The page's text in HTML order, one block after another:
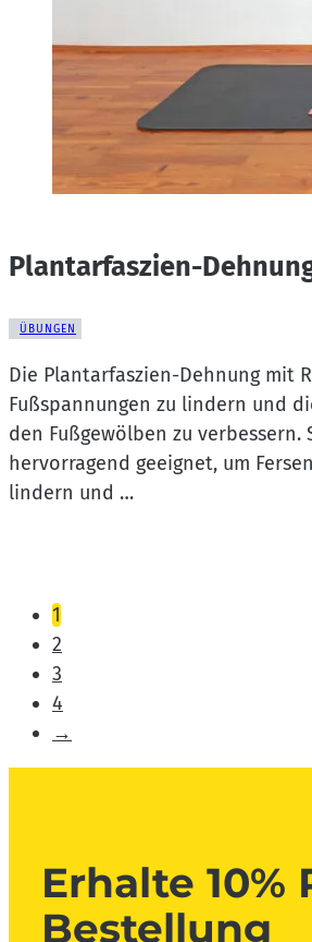
Plantarfaszien-
ÜBUNGEN
Die Plantarfaszien-Dehnung mit
Fußspannungen zu lindern und
den Fußgewölben zu verbessern.
hervorragend geeignet, um
lindern und …
1
2
3
4
→
Erhalte
Bestellung